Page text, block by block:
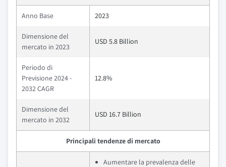
Anno Base 2023
Dimensione del
mercato in 2023
USD 5.8 Billion
Periodo di
Previsione 2024 -
2032 CAGR
12.8%
Dimensione del
mercato in 2032
USD 16.7 Billion
Principali tendenze di mercato
Aumentare la prevalenza delle